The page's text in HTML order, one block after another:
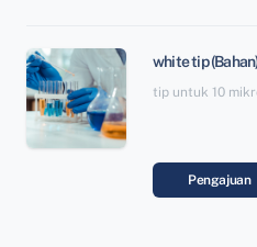
white tip
tip untuk 10
Pengajuan